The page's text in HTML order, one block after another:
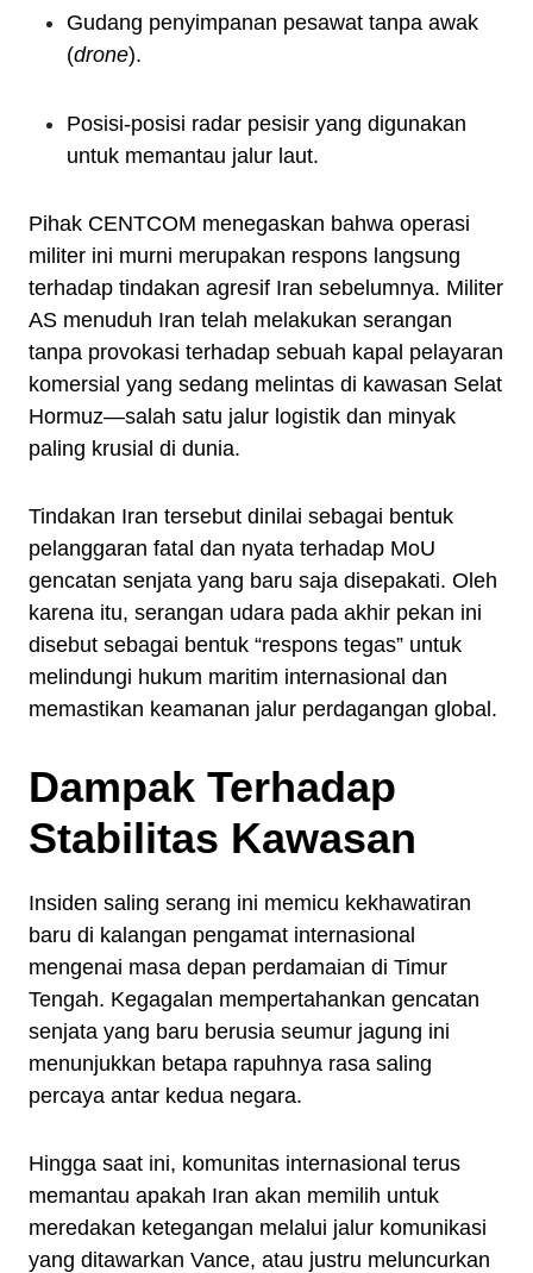
Gudang penyimpanan pesawat tanpa awak
(drone).
Posisi-posisi radar pesisir yang digunakan
untuk memantau jalur laut.
Pihak CENTCOM menegaskan bahwa operasi
militer ini murni merupakan respons langsung
terhadap tindakan agresif Iran sebelumnya. Militer
AS menuduh Iran telah melakukan serangan
tanpa provokasi terhadap sebuah kapal pelayaran
komersial yang sedang melintas di kawasan Selat
Hormuz—salah satu jalur logistik dan minyak
paling krusial di dunia.
Tindakan Iran tersebut dinilai sebagai bentuk
pelanggaran fatal dan nyata terhadap MoU
gencatan senjata yang baru saja disepakati. Oleh
karena itu, serangan udara pada akhir pekan ini
disebut sebagai bentuk “respons tegas” untuk
melindungi hukum maritim internasional dan
memastikan keamanan jalur perdagangan global.
Dampak Terhadap
Stabilitas Kawasan
Insiden saling serang ini memicu kekhawatiran
baru di kalangan pengamat internasional
mengenai masa depan perdamaian di Timur
Tengah. Kegagalan mempertahankan gencatan
senjata yang baru berusia seumur jagung ini
menunjukkan betapa rapuhnya rasa saling
percaya antar kedua negara.
Hingga saat ini, komunitas internasional terus
memantau apakah Iran akan memilih untuk
meredakan ketegangan melalui jalur komunikasi
yang ditawarkan Vance, atau justru meluncurkan